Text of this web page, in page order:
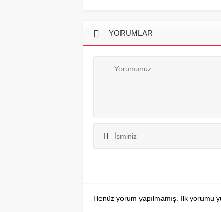
YORUMLAR
Henüz yorum yapılmamış. İlk yorumu